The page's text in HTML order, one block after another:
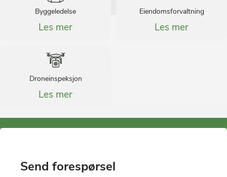
Byggeledelse
Les mer
Eiendomsforvaltning
Les mer
Droneinspeksjon
Les mer
Send forespørsel